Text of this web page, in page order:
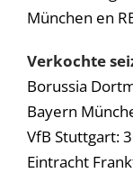
München en
Verkochte
Borussia
Bayern
VfB Stuttgart:
Eintracht